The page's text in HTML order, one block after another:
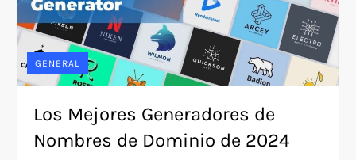
GENERAL
Los Mejores Generadores de
Nombres de Dominio de 2024